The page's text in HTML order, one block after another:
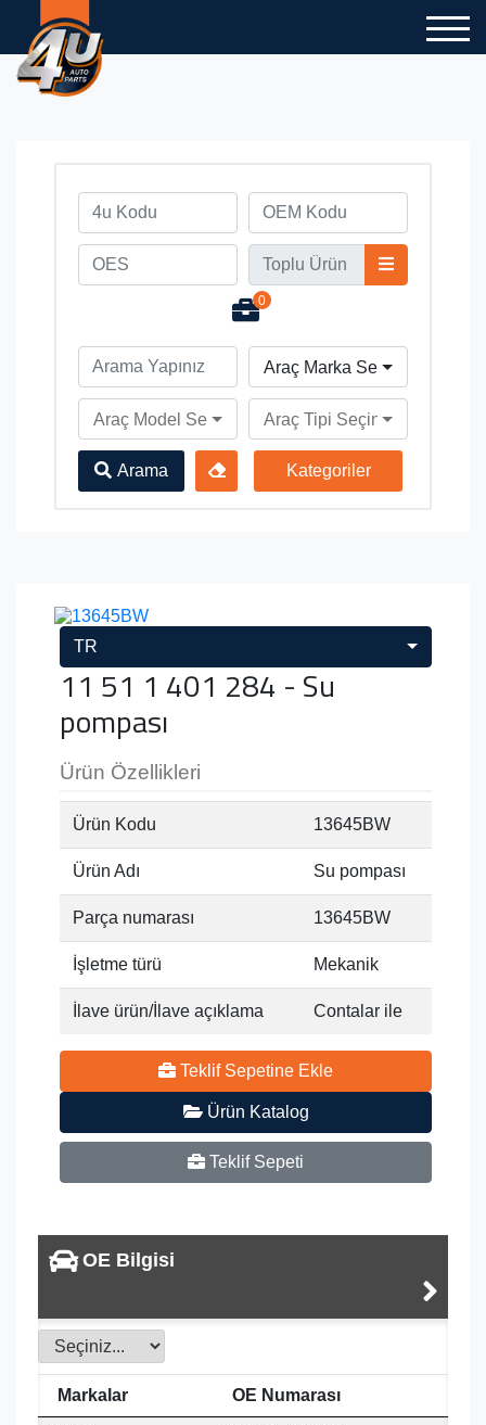
0
Araç Marka Seçiniz
Araç Model Seçiniz Araç Tipi Seçiniz
Arama Kategoriler
TR
11 51 1 401 284 - Su
pompası
Ürün Özellikleri
Ürün Kodu 13645BW
Ürün Adı Su pompası
Parça numarası 13645BW
İşletme türü Mekanik
İlave ürün/İlave açıklama Contalar ile
Teklif Sepetine Ekle
Ürün Katalog
Teklif Sepeti
OE Bilgisi
Markalar OE Numarası